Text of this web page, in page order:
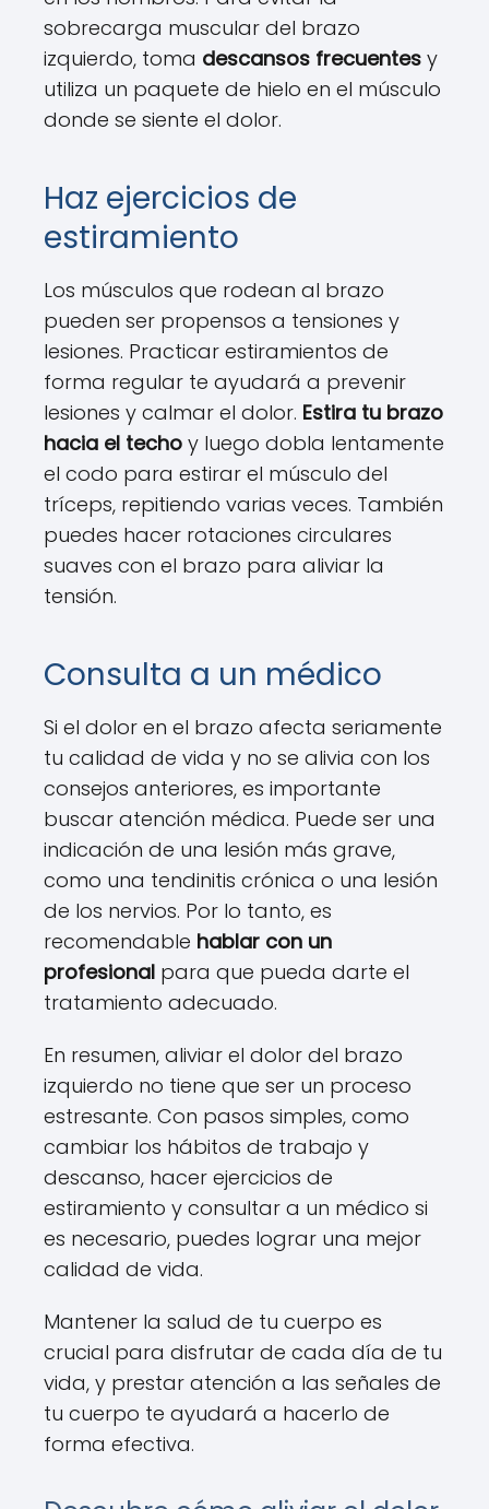
sobrecarga muscular del brazo
izquierdo, toma descansos frecuentes y
utiliza un paquete de hielo en el músculo
donde se siente el dolor.
Haz ejercicios de
estiramiento
Los músculos que rodean al brazo
pueden ser propensos a tensiones y
lesiones. Practicar estiramientos de
forma regular te ayudará a prevenir
lesiones y calmar el dolor. Estira tu brazo
hacia el techo y luego dobla lentamente
el codo para estirar el músculo del
tríceps, repitiendo varias veces. También
puedes hacer rotaciones circulares
suaves con el brazo para aliviar la
tensión.
Consulta a un médico
Si el dolor en el brazo afecta seriamente
tu calidad de vida y no se alivia con los
consejos anteriores, es importante
buscar atención médica. Puede ser una
indicación de una lesión más grave,
como una tendinitis crónica o una lesión
de los nervios. Por lo tanto, es
recomendable hablar con un
profesional para que pueda darte el
tratamiento adecuado.
En resumen, aliviar el dolor del brazo
izquierdo no tiene que ser un proceso
estresante. Con pasos simples, como
cambiar los hábitos de trabajo y
descanso, hacer ejercicios de
estiramiento y consultar a un médico si
es necesario, puedes lograr una mejor
calidad de vida.
Mantener la salud de tu cuerpo es
crucial para disfrutar de cada día de tu
vida, y prestar atención a las señales de
tu cuerpo te ayudará a hacerlo de
forma efectiva.